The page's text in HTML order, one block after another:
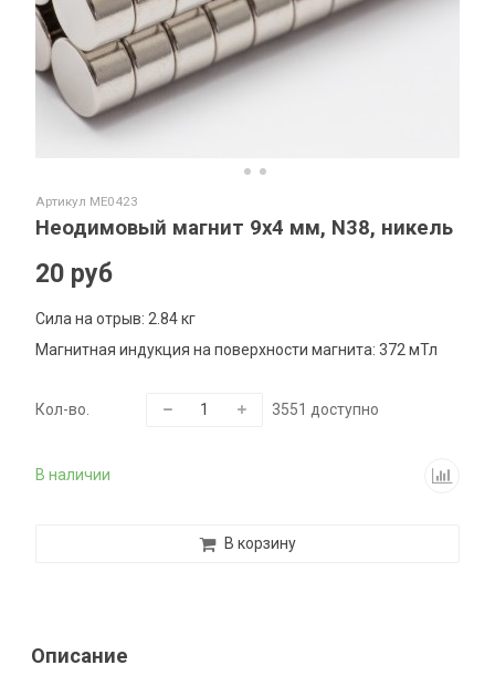
Артикул ME0423
Неодимовый магнит 9х4 мм, N38, никель
В наличии
20 руб
Сила на отрыв: 2.84 кг
Магнитная индукция на поверхности магнита: 372 мТл
Кол-во. 3551 доступно
В корзину
Описание